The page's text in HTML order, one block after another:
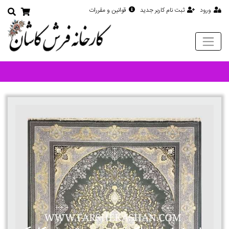
ورود ثبت نام کاربر جدید قوانین و مقررات